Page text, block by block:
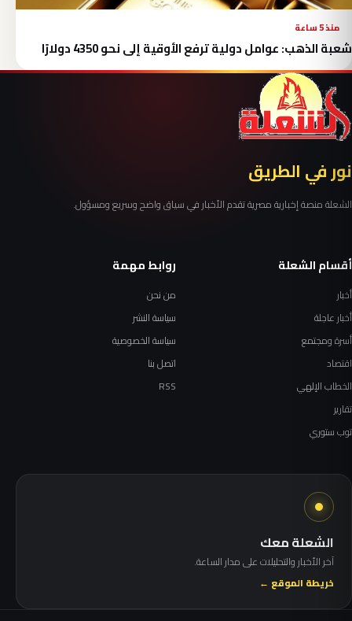
منذ 5 ساعة
شعبة الذهب: عوامل دولية ترفع الأوقية إلى نحو 4350 دولارًا
نور في الطريق
الشعلة منصة إخبارية مصرية تقدم الأخبار في سياق واضح وسريع ومسؤول.
أقسام الشعلة
أخبار
أخبار عاجلة
أسرة ومجتمع
اقتصاد
الخطاب الإلهي
تقارير
توب ستوري
روابط مهمة
من نحن
سياسة النشر
سياسة الخصوصية
اتصل بنا
RSS
الشعلة معك
آخر الأخبار والتحليلات على مدار الساعة.
خريطة الموقع ←